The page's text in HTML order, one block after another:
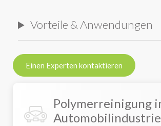
Vorteile & Anwendungen
Einen Experten kontaktieren
Polymerreinigung
Automobilindustrie